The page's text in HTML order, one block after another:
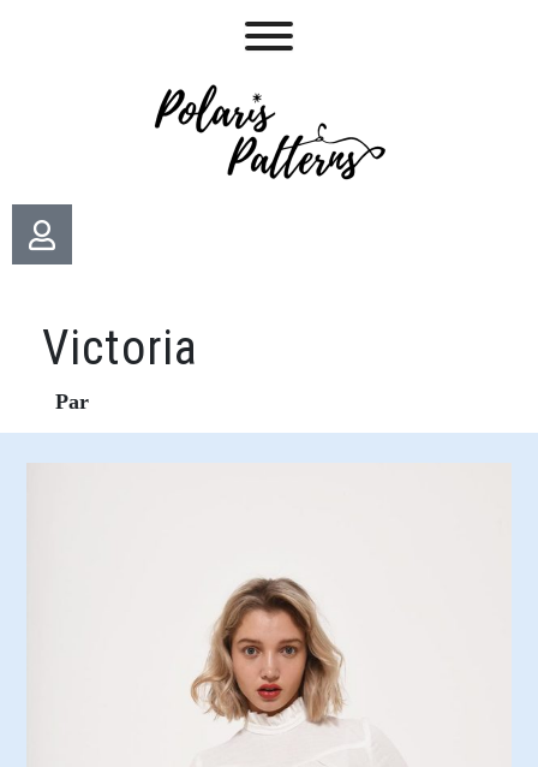
Victoria
Par